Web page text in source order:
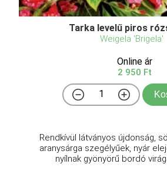
Tarka levelű piros
Weigela 'Brigela'
Online ár
2 950 Ft
Rendkívül látványos újdonság,
aranysárga szegélyűek, nyár
nyílnak gyönyörű bordó